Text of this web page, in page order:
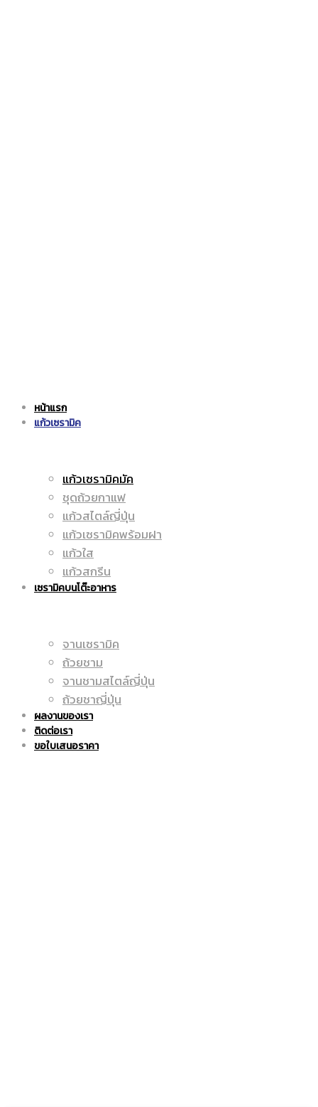
ราคา
|
แก้ว
มัค
เซรามิค
ราคา
|
หน้าแรก
แก้วเซรามิค
แก้วเซรามิคมัค
ชุดถ้วยกาแฟ
แก้วสไตล์ญี่ปุ่น
แก้วเซรามิคพร้อมฝา
แก้วใส
แก้วสกรีน
เซรามิคบนโต๊ะอาหาร
จานเซรามิค
ถ้วยชาม
จานชามสไตล์ญี่ปุ่น
ถ้วยชาญี่ปุ่น
ผลงานของเรา
ติดต่อเรา
ขอใบเสนอราคา